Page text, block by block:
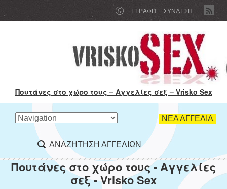
ΕΓΡΑΦΉ ΣΥΝΔΕΣΗ
Πουτάνες στο χώρο τους – Αγγελίες σεξ – Vrisko Sex
ΝΕΑ ΑΓΓΕΛΙΑ
ΑΝΑΖΗΤΗΣΗ ΑΓΓΕΛΙΩΝ
Πουτάνες στο χώρο τους - Αγγελίες
σεξ - Vrisko Sex